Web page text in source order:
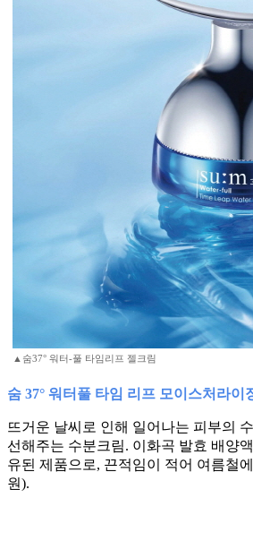
▲숨37° 워터-풀 타임리프 젤크림
숨 37° 워터풀 타임 리프 모이스처라이
뜨거운 날씨로 인해 일어나는 피부의
선해주는 수분크림. 이화곡 발효 배양
유된 제품으로, 끈적임이 적어 여름철
원).